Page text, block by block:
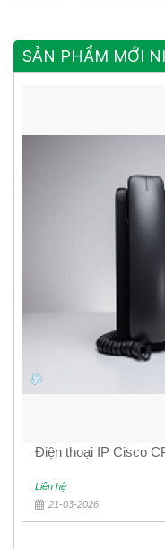
SẢN PHẨM MỚI
Điện thoại IP Cisco
Liên hệ
21-03-2026